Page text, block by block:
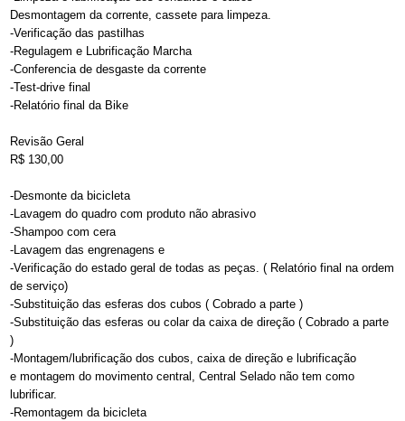
Desmontagem da corrente, cassete para limpeza.
-Verificação das pastilhas
-Regulagem e Lubrificação Marcha
-Conferencia de desgaste da corrente
-Test-drive final
-Relatório final da Bike
Revisão Geral
R$ 130,00
-Desmonte da bicicleta
-Lavagem do quadro com produto não abrasivo
-Shampoo com cera
-Lavagem das engrenagens e
-Verificação do estado geral de todas as peças. ( Relatório final na ordem
de serviço)
-Substituição das esferas dos cubos ( Cobrado a parte )
-Substituição das esferas ou colar da caixa de direção ( Cobrado a parte
)
-Montagem/lubrificação dos cubos, caixa de direção e lubrificação
e montagem do movimento central, Central Selado não tem como
lubrificar.
-Remontagem da bicicleta